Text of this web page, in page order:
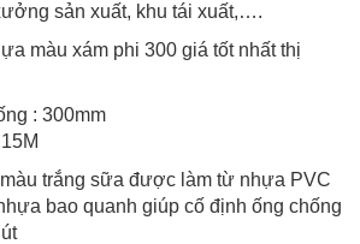
sản xuất, khu tái xuất,….
màu xám phi 300 giá tốt nhất thị
: 300mm
trắng sữa được làm từ nhựa PVC
bao quanh giúp cố định ống chống